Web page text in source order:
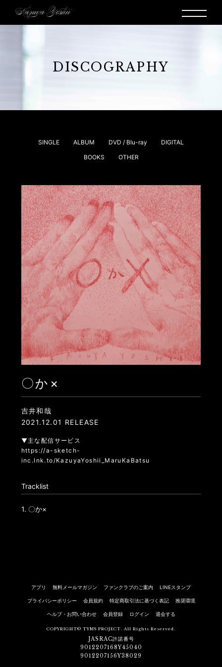
DISCOGRAPHY
SINGLE ALBUM DVD / Blu-ray
DIGITAL
BOOKS
OTHER
〇か×
吉井和哉
2021.12.01 RELEASE
▼主な配信サービス
https://a-sketch-
inc.lnk.to/KazuyaYoshii_MaruKaBatsu
Tracklist
1. 〇か×
アプリ 無料メールマガジン ファンクラブのご案内 LINEスタンプ
プライバシーポリシー 会員規約 特定商取引法に基づく表記 推奨環境
ヘルプ・お問い合わせ 会員登録 ログイン 退会する
COPYRIGHT© TYMS PROJECT. All Rights Reserved.
JASRAC許諾番号
9012207168Y45040
9012207156Y38029